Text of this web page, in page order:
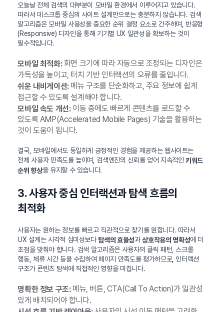
오늘날 전체 검색의 대부분이 모바일 환경에서 이루어지고 있습니다.
따라서 데스크톱 중심의 사이트 설계만으로는 충분하지 않습니다. 검색
알고리즘은 모바일 사용성을 중요한 순위 결정 요소로 간주하며, 반응형
(Responsive) 디자인을 통해 기기별 UX 일관성을 확보하는 것이
필수적입니다.
모바일 최적화:화면 크기에 따라 자동으로 조정되는 디자인은
가독성을 높이고, 터치 기반 인터랙션의 오류를 줄입니다.
쉬운 내비게이션:메뉴 구조를 단순화하고, 주요 정보에 쉽게
접근할 수 있도록 설계해야 합니다.
모바일 속도 개선:이동 중에도 빠르게 콘텐츠를 로드할 수
있도록 AMP(Accelerated Mobile Pages) 기술을 활용하는
것이 도움이 됩니다.
결국, 모바일에서도 동일하게 긍정적인 경험을 제공하는 웹사이트는
전체 사용자 만족도를 높이며, 검색엔진의 신뢰를 얻어 지속적인키워드
순위 향상을 유지할 수 있습니다.
3. 사용자 중심 인터랙션과 탐색 흐름의
최적화
사용자는 원하는 정보를 빠르고 직관적으로 찾기를 원합니다. 따라서
UX 설계는 시각적 심미성보다 탐색의 효율성과상호작용의 명확성에 더
초점을 맞춰야 합니다. 검색 알고리즘은 사용자의 클릭 패턴, 스크롤
행동, 체류 시간 등을 수집하여 페이지 만족도를 평가하므로, 인터랙션
구조가 콘텐츠 탐색에 직접적인 영향을 미칩니다.
명확한 정보 구조:메뉴, 버튼, CTA(Call To Action)가 일관성
있게 배치되어야 합니다.